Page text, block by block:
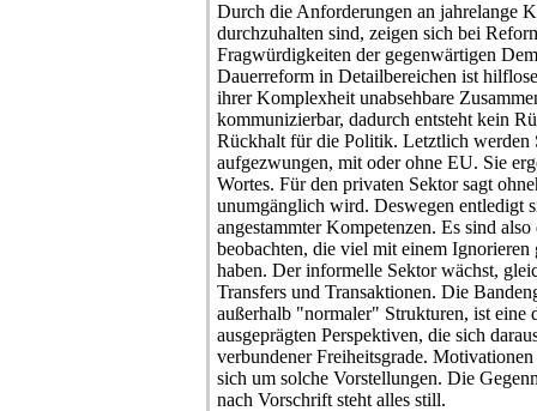
Durch die Anforderungen an jahrelange
durchzuhalten sind, zeigen sich bei
Fragwürdigkeiten der gegenwärtigen
Dauerreform in Detailbereichen ist
ihrer Komplexheit unabsehbare
kommunizierbar, dadurch entsteht kein
Rückhalt für die Politik. Letztlich werden
aufgezwungen, mit oder ohne EU. Sie
Wortes. Für den privaten Sektor sagt
unumgänglich wird. Deswegen entledigt
angestammter Kompetenzen. Es sind
beobachten, die viel mit einem Ignorieren
haben. Der informelle Sektor wächst,
Transfers und Transaktionen. Die
außerhalb "normaler" Strukturen, ist eine
ausgeprägten Perspektiven, die sich
verbundener Freiheitsgrade.
sich um solche Vorstellungen. Die
nach Vorschrift steht alles still.